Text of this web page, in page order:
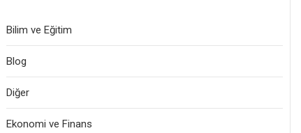
Bilim ve Eğitim
Blog
Diğer
Ekonomi ve Finans